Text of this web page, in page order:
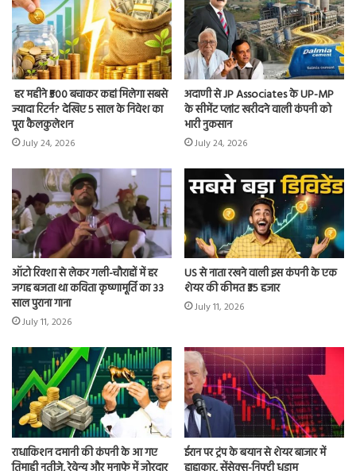
हर महीने ₹500 बचाकर कहां मिलेगा सबसे
ज्यादा रिटर्न? देखिए 5 साल के निवेश का
पूरा कैलकुलेशन
July 24, 2026
अदाणी से JP Associates के UP-MP
के सीमेंट प्लांट खरीदने वाली कंपनी को
भारी नुकसान
July 24, 2026
ऑटो रिक्शा से लेकर गली-चौराहों में हर
जगह बजता था कविता कृष्णामूर्ति का 33
साल पुराना गाना
July 11, 2026
US से नाता रखने वाली इस कंपनी के एक
शेयर की कीमत ₹35 हजार
July 11, 2026
राधाकिशन दमानी की कंपनी के आ गए
ईरान पर ट्रंप के बयान से शेयर बाजार में